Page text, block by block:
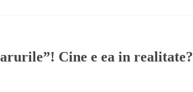
Cine e ea in realitate?